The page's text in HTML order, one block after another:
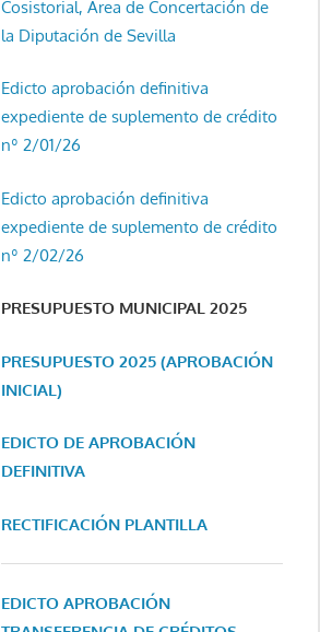
Cosistorial, Área de Concertación de
la Diputación de Sevilla
Edicto aprobación definitiva
expediente de suplemento de crédito
nº 2/01/26
Edicto aprobación definitiva
expediente de suplemento de crédito
nº 2/02/26
PRESUPUESTO MUNICIPAL 2025
PRESUPUESTO 2025 (APROBACIÓN
INICIAL)
EDICTO DE APROBACIÓN
DEFINITIVA
RECTIFICACIÓN PLANTILLA
EDICTO APROBACIÓN